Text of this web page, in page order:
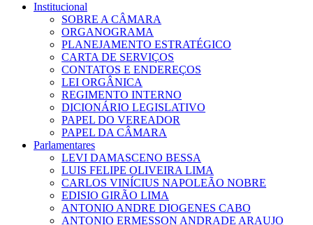
Institucional
SOBRE A CÂMARA
ORGANOGRAMA
PLANEJAMENTO ESTRATÉGICO
CARTA DE SERVIÇOS
CONTATOS E ENDEREÇOS
LEI ORGÂNICA
REGIMENTO INTERNO
DICIONÁRIO LEGISLATIVO
PAPEL DO VEREADOR
PAPEL DA CÂMARA
Parlamentares
LEVI DAMASCENO BESSA
LUIS FELIPE OLIVEIRA LIMA
CARLOS VINÍCIUS NAPOLEÃO NOBRE
EDISIO GIRÃO LIMA
ANTONIO ANDRE DIOGENES CABO
ANTONIO ERMESSON ANDRADE ARAUJO